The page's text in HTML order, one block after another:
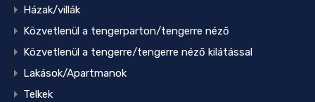
Házak/villák
Közvetlenül a tengerparton/tengerre néző
Közvetlenül a tengerre/tengerre néző kilátással
Lakások/Apartmanok
Telkek